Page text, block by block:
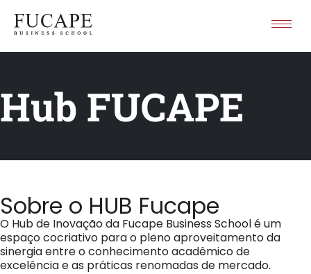
Hub FUCAPE
Sobre o HUB Fucape
O Hub de Inovação da Fucape Business School é um
espaço cocriativo para o pleno aproveitamento da
sinergia entre o conhecimento acadêmico de
excelência e as práticas renomadas de mercado.